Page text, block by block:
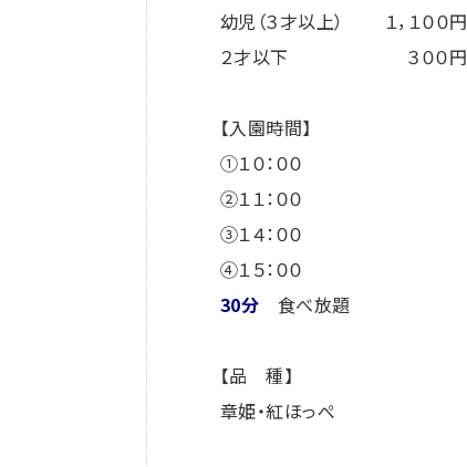
幼児（３才以上） １，１００円
２才以下 ３００円
【入園時間】
①１０：００
②１１：００
③１４：００
④１５：００
30分 食べ放題
【品 種】
章姫・紅ほっぺ